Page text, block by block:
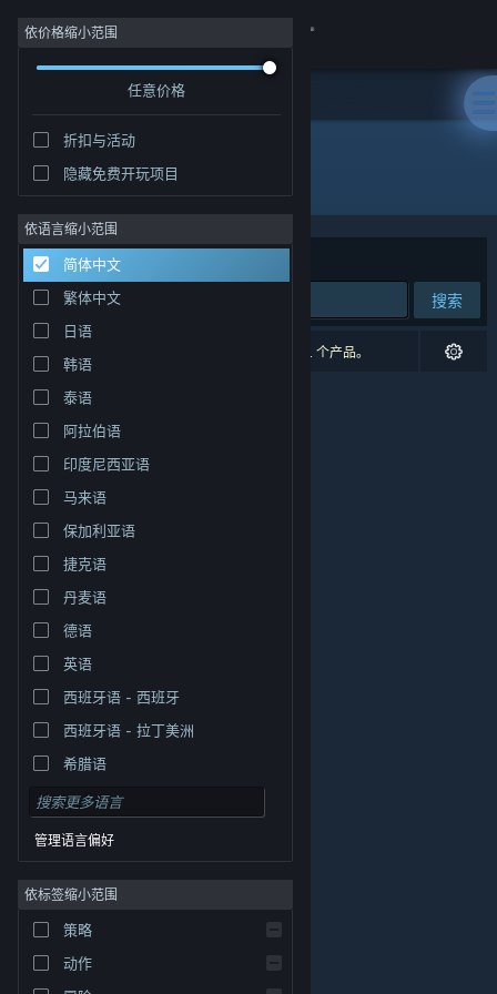
登录
社区
关于
客服
更改语言
获取 Steam 手机应用
查看桌面版网站
© Valve Corporation。保留所有权利。所有商标均为其在
律信息| 无障碍
依价格缩小范围
任意价格
折扣与活动
隐藏免费开玩项目
依语言缩小范围
简体中文
繁体中文
日语
韩语
泰语
阿拉伯语
印度尼西亚语
马来语
保加利亚语
捷克语
丹麦语
德语
英语
西班牙语 - 西班牙
西班牙语 - 拉丁美洲
希腊语
管理语言偏好
依标签缩小范围
策略
动作
开发者: Disney Interactive Studios
排序依据 相关性
搜索
0 个匹配的搜索结果。 根据您的偏好，已排除了 1 个产品。